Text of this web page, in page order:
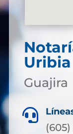
Uribia
Guajira

(605)